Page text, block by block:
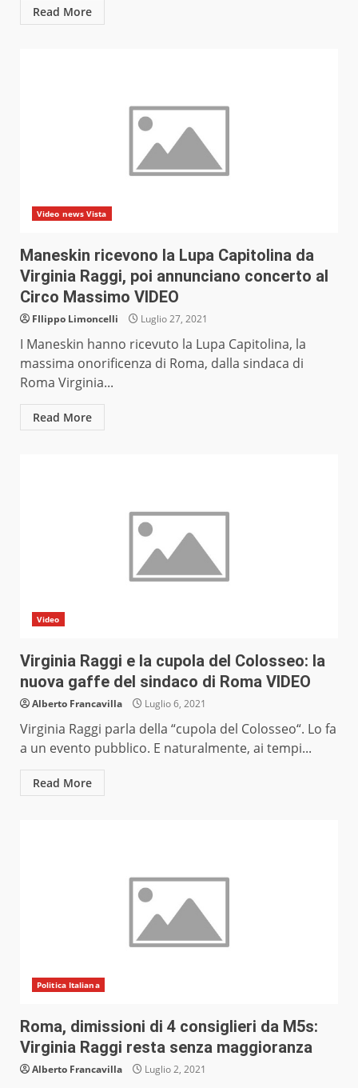
Read More
Video news Vista
Maneskin ricevono la Lupa Capitolina da
Virginia Raggi, poi annunciano concerto al
Circo Massimo VIDEO
FIlippo Limoncelli Luglio 27, 2021
I Maneskin hanno ricevuto la Lupa Capitolina, la
massima onorificenza di Roma, dalla sindaca di
Roma Virginia...
Read More
Video
Virginia Raggi e la cupola del Colosseo: la
nuova gaffe del sindaco di Roma VIDEO
Alberto Francavilla Luglio 6, 2021
Virginia Raggi parla della “cupola del Colosseo“. Lo fa
a un evento pubblico. E naturalmente, ai tempi...
Read More
Politica Italiana
Roma, dimissioni di 4 consiglieri da M5s:
Virginia Raggi resta senza maggioranza
Alberto Francavilla Luglio 2, 2021